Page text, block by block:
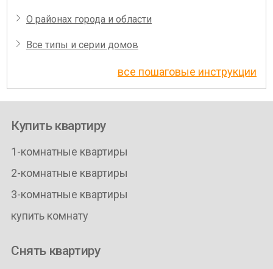
О районах города и области
Все типы и серии домов
все пошаговые инструкции
Купить квартиру
1-комнатные квартиры
2-комнатные квартиры
3-комнатные квартиры
купить комнату
Снять квартиру